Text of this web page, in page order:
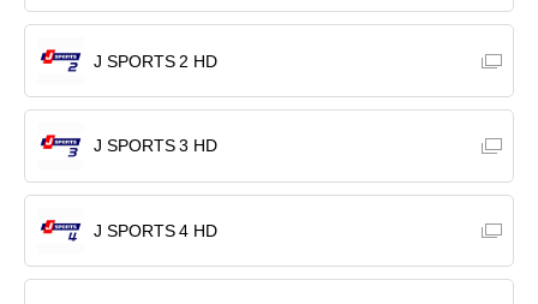
J SPORTS 2 HD
J SPORTS 3 HD
J SPORTS 4 HD